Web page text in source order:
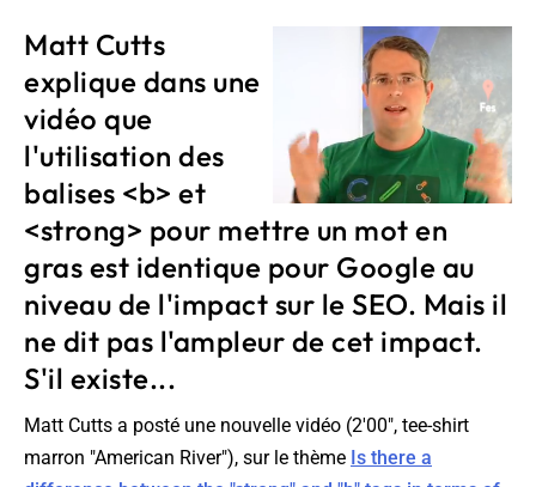
Matt Cutts
explique dans une
vidéo que
l'utilisation des
balises <b> et
<strong> pour mettre un mot en
gras est identique pour Google au
niveau de l'impact sur le SEO. Mais il
ne dit pas l'ampleur de cet impact.
S'il existe...
Matt Cutts a posté une nouvelle vidéo (2'00", tee-shirt
marron "American River"), sur le thème Is there a